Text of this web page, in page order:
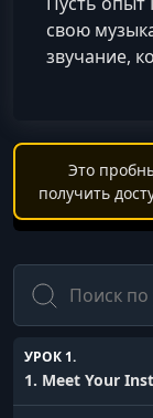
свою
звучание,
Это
получить
Поиск
УРОК 1.
1. Meet Your